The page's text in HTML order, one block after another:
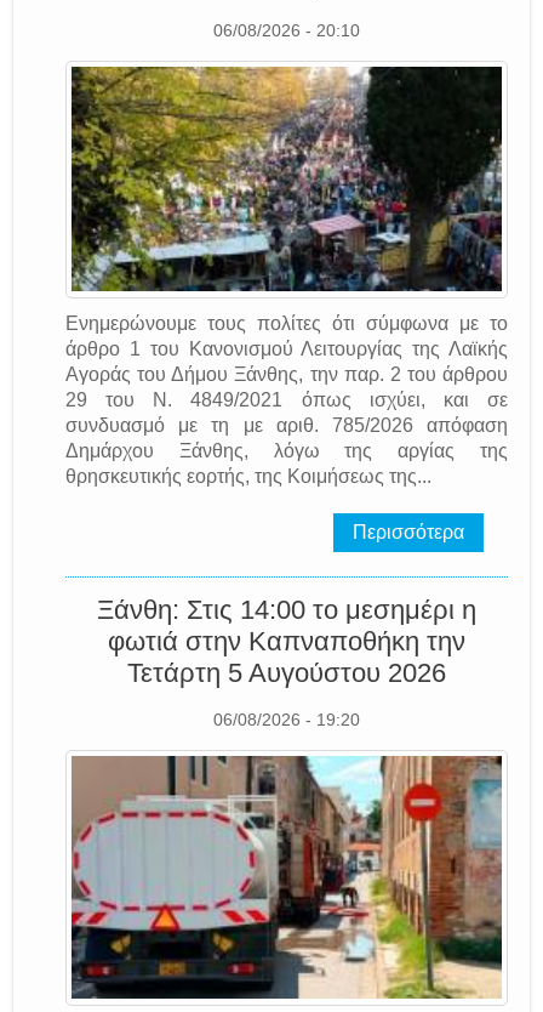
06/08/2026 - 20:10
Ενημερώνουμε τους πολίτες ότι σύμφωνα με το
άρθρο 1 του Κανονισμού Λειτουργίας της Λαϊκής
Αγοράς του Δήμου Ξάνθης, την παρ. 2 του άρθρου
29 του Ν. 4849/2021 όπως ισχύει, και σε
συνδυασμό με τη με αριθ. 785/2026 απόφαση
Δημάρχου Ξάνθης, λόγω της αργίας της
θρησκευτικής εορτής, της Κοιμήσεως της...
Περισσότερα
Ξάνθη: Στις 14:00 το μεσημέρι η
φωτιά στην Καπναποθήκη την
Τετάρτη 5 Αυγούστου 2026
06/08/2026 - 19:20